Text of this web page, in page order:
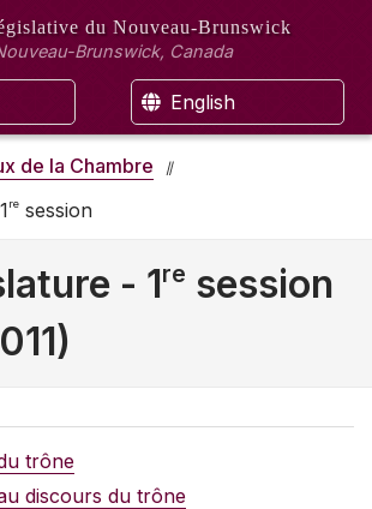
du Nouveau-Brunswick
Brunswick, Canada
English
de la Chambre
re session
- 1re session
trône
discours du trône